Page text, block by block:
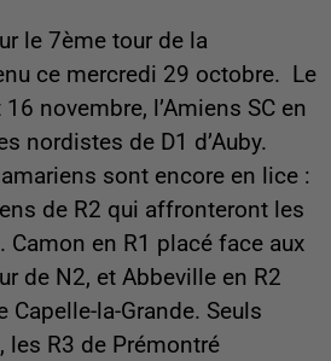
le 7ème tour de la
ce mercredi 29 octobre. Le
novembre, l’Amiens SC en
nordistes de D1 d’Auby.
sont encore en lice :
de R2 qui affronteront les
Camon en R1 placé face aux
de N2, et Abbeville en R2
Capelle-la-Grande. Seuls
les R3 de Prémontré